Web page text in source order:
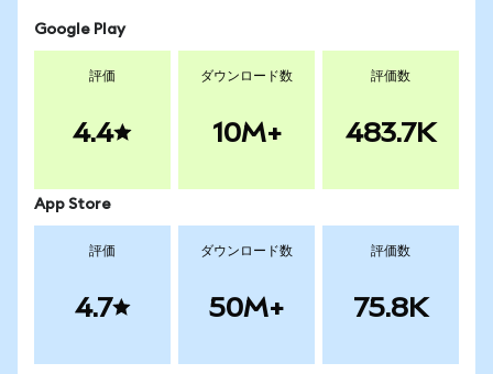
Google Play
評価
4.4
ダウンロード数
10M+
評価数
483.7K
App Store
評価
4.7
ダウンロード数
50M+
評価数
75.8K